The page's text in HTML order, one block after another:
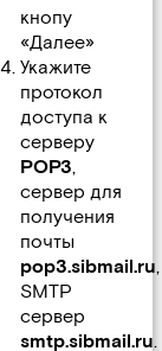
кнопу
«Далее»
Укажите
протокол
доступа к
серверу
POP3,
сервер для
получения
почты
pop3.sibmail.ru,
SMTP
сервер
smtp.sibmail.ru.